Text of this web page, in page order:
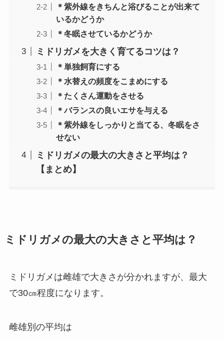
＊紫外線をきちんと浴びることが出来て
いるかどうか
＊冬眠させているかどうか
ミドリガメを大きく育てるコツは？
＊単独飼育にする
＊水替えの頻度をこまめにする
＊たくさん運動をさせる
＊バランスの良いエサを与える
＊紫外線をしっかりと当てる、冬眠をさ
せない
ミドリガメの最大の大きさと平均は？
【まとめ】
ミドリガメの最大の大きさと平均は？
ミドリガメは雌雄で大きさが分かれますが、最大
で30㎝程度になります。
雌雄別の平均は